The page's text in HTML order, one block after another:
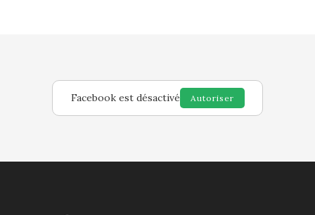
Facebook est désactivé Autoriser